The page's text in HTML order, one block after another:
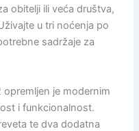
obitelji ili veća društva,
u tri noćenja po
sadržaje za
je modernim
i funkcionalnost.
te dva dodatna